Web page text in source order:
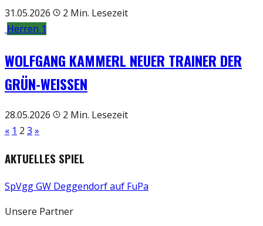
31.05.2026
2 Min. Lesezeit
Herren 1
WOLFGANG KAMMERL NEUER TRAINER DER
GRÜN-WEISSEN
28.05.2026
2 Min. Lesezeit
« 1 2 3 »
AKTUELLES SPIEL
SpVgg GW Deggendorf auf FuPa
Unsere Partner